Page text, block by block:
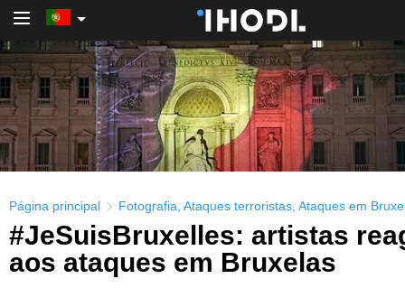
Página principal Fotografia Ataques terroristas Ataques em
#JeSuisBruxelles: artistas
aos ataques em Bruxelas